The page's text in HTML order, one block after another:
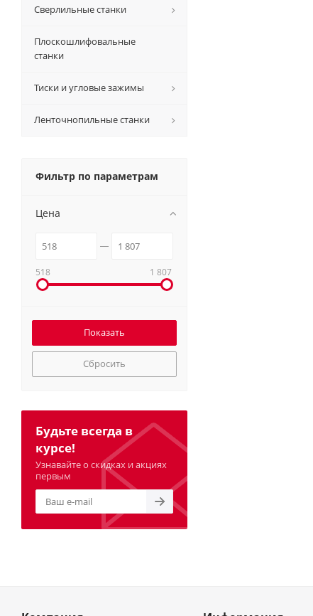
Сверлильные станки
Плоскошлифовальные
станки
Тиски и угловые зажимы
Ленточнопильные станки
Фильтр по параметрам
Цена
518 1 807
Сбросить
Будьте всегда в
курсе!
Узнавайте о скидках и акциях
первым